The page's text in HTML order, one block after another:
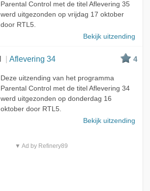
Parental Control met de titel Aflevering 35
werd uitgezonden op vrijdag 17 oktober
door RTL5.
Bekijk uitzending
Aflevering 34 4
Deze uitzending van het programma
Parental Control met de titel Aflevering 34
werd uitgezonden op donderdag 16
oktober door RTL5.
Bekijk uitzending
▼ Ad by Refinery89